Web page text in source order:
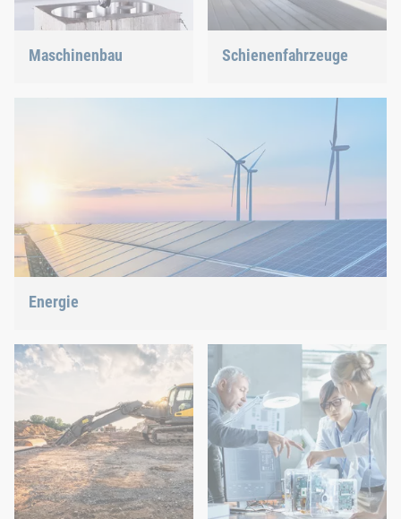
Maschinenbau
innovativste Industrie mit
Schienenfahrzeuge
Clinchen oder C-Teile-
Management – wir bieten
Ihnen die richtige Lösung.
Energie
die Energiezukunft mit.